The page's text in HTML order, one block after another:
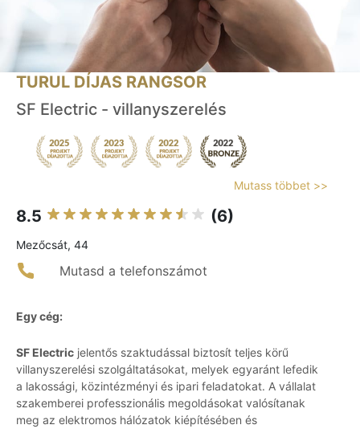
TURUL DÍJAS RANGSOR
SF Electric - villanyszerelés
Mutass többet >>
8.5 (6)
Mezőcsát, 44
Mutasd a telefonszámot
Egy cég:
SF Electric jelentős szaktudással biztosít teljes körű
villanyszerelési szolgáltatásokat, melyek egyaránt lefedik
a lakossági, közintézményi és ipari feladatokat. A vállalat
szakemberei professzionális megoldásokat valósítanak
meg az elektromos hálózatok kiépítésében és